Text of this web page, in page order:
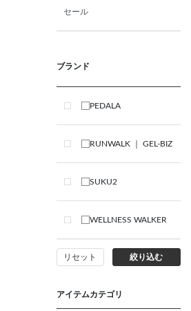
セール
ブランド
PEDALA
RUNWALK ｜ GEL-BIZ
SUKU2
WELLNESS WALKER
リセット 絞り込む
アイテムカテゴリ